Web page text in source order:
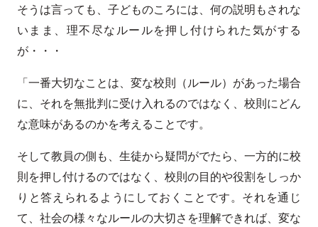
そうは言っても、子どものころには、何の説明もされな
いまま、理不尽なルールを押し付けられた気がする
が・・・
「一番大切なことは、変な校則（ルール）があった場合
に、それを無批判に受け入れるのではなく、校則にどん
な意味があるのかを考えることです。
そして教員の側も、生徒から疑問がでたら、一方的に校
則を押し付けるのではなく、校則の目的や役割をしっか
りと答えられるようにしておくことです。それを通じ
て、社会の様々なルールの大切さを理解できれば、変な